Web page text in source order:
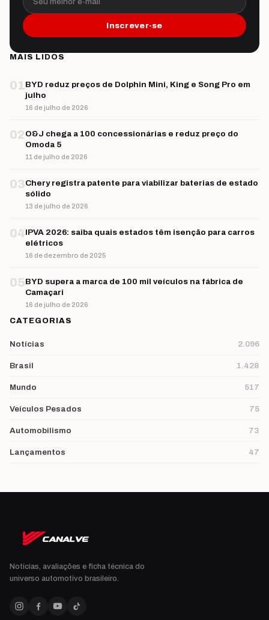
Inscrever-se
MAIS LIDOS
01BYD reduz preços de Dolphin Mini, King e Song Pro em
julho
16 de julho de 2026
02 O&J chega a 100 concessionárias e reduz preço do
Omoda 5
11 de julho de 2026
03Chery registra patente para viabilizar baterias de estado
sólido
13 de julho de 2026
04IPVA 2026: saiba quais estados têm isenção para carros
elétricos
16 de dezembro de 2025
05BYD supera a marca de 100 mil veículos na fábrica de
Camaçari
16 de julho de 2026
CATEGORIAS
Notícias 2.096
Brasil 1.428
Mundo 517
Veículos Pesados 75
Automobilismo 73
Lançamentos 47
Notícias, avaliações e ficha técnica do
universo automotivo brasileiro.